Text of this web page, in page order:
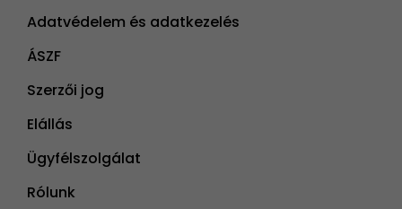
Adatvédelem és adatkezelés
ÁSZF
Szerzői jog
Elállás
Ügyfélszolgálat
Rólunk